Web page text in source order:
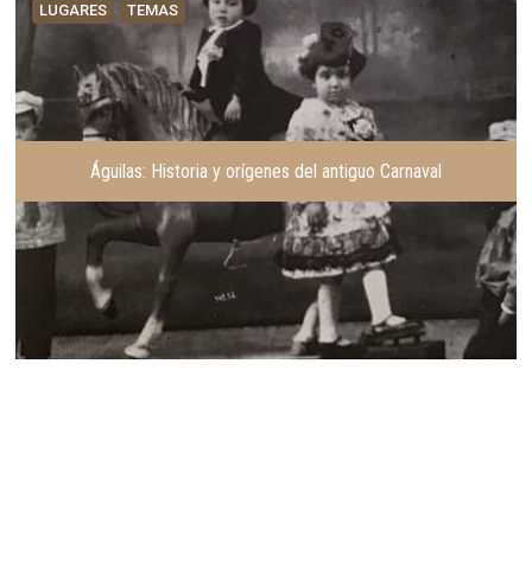
LUGARES TEMAS
Águilas: Historia y orígenes del antiguo Carnaval